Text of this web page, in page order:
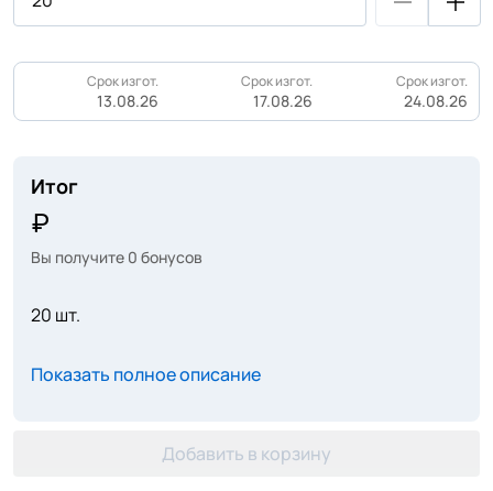
Срок изгот.
13.08.26
Срок изгот.
17.08.26
Срок изгот.
24.08.26
Итог
Вы получите 0 бонусов
20 шт.
Показать полное описание
Добавить в корзину